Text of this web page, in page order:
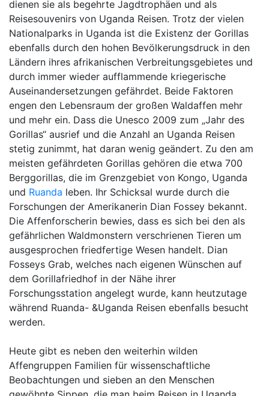
dienen sie als begehrte Jagdtrophäen und als
Reisesouvenirs von Uganda Reisen. Trotz der vielen
Nationalparks in Uganda ist die Existenz der Gorillas
ebenfalls durch den hohen Bevölkerungsdruck in den
Ländern ihres afrikanischen Verbreitungsgebietes und
durch immer wieder aufflammende kriegerische
Auseinandersetzungen gefährdet. Beide Faktoren
engen den Lebensraum der großen Waldaffen mehr
und mehr ein. Dass die Unesco 2009 zum „Jahr des
Gorillas“ ausrief und die Anzahl an Uganda Reisen
stetig zunimmt, hat daran wenig geändert. Zu den am
meisten gefährdeten Gorillas gehören die etwa 700
Berggorillas, die im Grenzgebiet von Kongo, Uganda
und Ruanda leben. Ihr Schicksal wurde durch die
Forschungen der Amerikanerin Dian Fossey bekannt.
Die Affenforscherin bewies, dass es sich bei den als
gefährlichen Waldmonstern verschrienen Tieren um
ausgesprochen friedfertige Wesen handelt. Dian
Fosseys Grab, welches nach eigenen Wünschen auf
dem Gorillafriedhof in der Nähe ihrer
Forschungsstation angelegt wurde, kann heutzutage
während Ruanda- &Uganda Reisen ebenfalls besucht
werden.
Heute gibt es neben den weiterhin wilden
Affengruppen Familien für wissenschaftliche
Beobachtungen und sieben an den Menschen